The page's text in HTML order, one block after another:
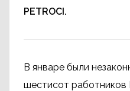
PETROCI.
В январе были
шестисот работников